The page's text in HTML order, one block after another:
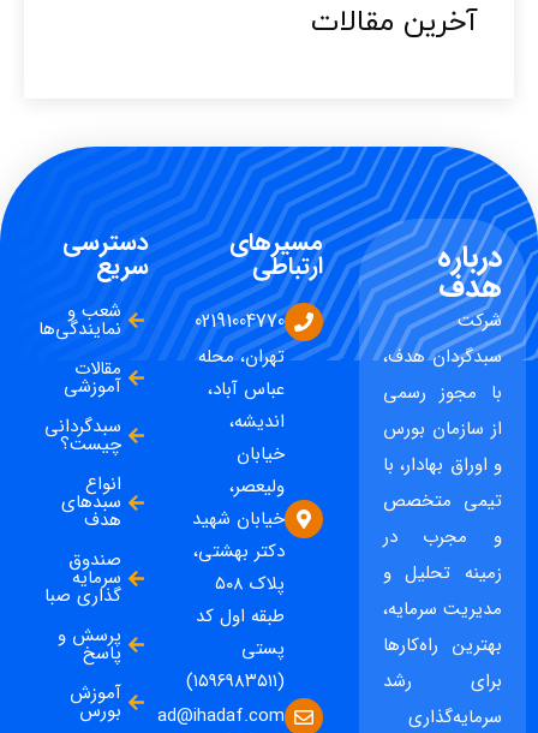
آخرین مقالات​
درباره
هدف
شرکت
سبدگردان هدف،
با مجوز رسمی
از سازمان بورس
و اوراق بهادار، با
تیمی متخصص
و مجرب در
زمینه تحلیل و
مدیریت سرمایه،
بهترین راه‌کارها
برای رشد
سرمایه‌گذاری
مسیرهای
ارتباطی
02191004770
تهران، محله
عباس آباد،
اندیشه،
خیابان
ولیعصر،
خیابان شهید
دکتر بهشتی،
پلاک ۵۰۸
طبقه اول کد
پستی
(۱۵۹۶۹۸۳۵۱۱)
ad@ihadaf.com
دسترسی
سریع
شعب و
نمایندگی‌ها
مقالات
آموزشی
سبدگردانی
چیست؟
انواع
سبدهای
هدف
صندوق
سرمایه
گذاری صبا
پرسش و
پاسخ
آموزش
بورس